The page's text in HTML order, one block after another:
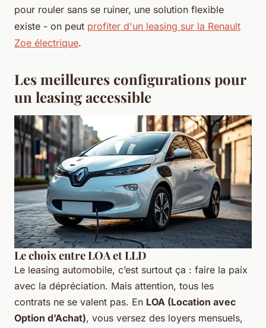
pour rouler sans se ruiner, une solution flexible
existe - on peut profiter d'un leasing sur la Renault
Zoe électrique.
Les meilleures configurations pour
un leasing accessible
Le choix entre LOA et LLD
Le leasing automobile, c’est surtout ça : faire la paix
avec la dépréciation. Mais attention, tous les
contrats ne se valent pas. En LOA (Location avec
Option d’Achat), vous versez des loyers mensuels,